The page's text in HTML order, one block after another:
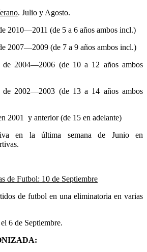
. Julio y Agosto.
2010—2011 (de 5 a 6 años ambos incl.)
2007—2009 (de 7 a 9 años ambos incl.)
de 2004—2006 (de 10 a 12 años ambos
de 2002—2003 (de 13 a 14 años ambos
2001 y anterior (de 15 en adelante)
en la última semana de Junio en
de Futbol: 10 de Septiembre
de futbol en una eliminatoria en varias
6 de Septiembre.